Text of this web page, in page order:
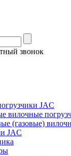
звонок
JAC
вилочные
(газовые)
JAC